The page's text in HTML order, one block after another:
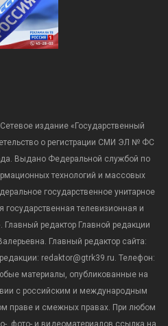
издание «Государственный
о регистрации СМИ ЭЛ № ФС
Выдано Федеральной службой по
технологий и массовых
государственное унитарное
государственная телевизионная и
редактор Главной редакции
Главный редактор сайта:
redaktor@gtrk39.ru. Телефон:
материалы, опубликованные на
с российским и международным
праве и смежных правах. При любом
, фото- и видеоматериалов ссылка на